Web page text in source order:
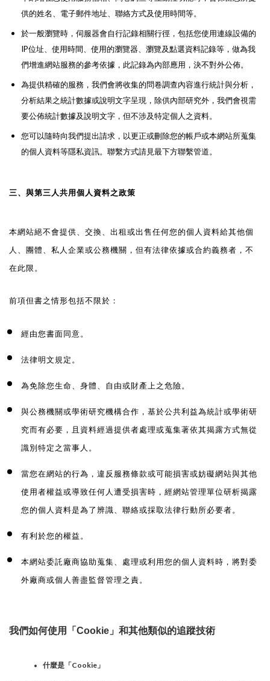
供的姓名、電子郵件地址、聯絡方式及使用時間等。
於一般瀏覽時，伺服器會自行記錄相關行徑，包括您使用連線設備的
IP位址、使用時間、使用的瀏覽器、瀏覽及點選資料記錄等，做為我
們增進網站服務的參考依據，此記錄為內部應用，決不對外公佈。
為提供精確的服務，我們會將收集的問卷調查內容進行統計與分析，
分析結果之統計數據或說明文字呈現，除供內部研究外，我們會視需
要公佈統計數據及說明文字，但不涉及特定個人之資料。
您可以隨時向我們提出請求，以更正或刪除您的帳戶或本網站所蒐集
的個人資料等隱私資訊。聯繫方式請見最下方聯繫管道。
三、與第三人共用個人資料之政策
本網站絕不會提供、交換、出租或出售任何您的個人資料給其他個
人、團體、私人企業或公務機關，但有法律依據或合約義務者，不
在此限。
前項但書之情形包括不限於：
經由您書面同意。
法律明文規定。
為免除您生命、身體、自由或財產上之危險。
與公務機關或學術研究機構合作，基於公共利益為統計或學術研
究而有必要，且資料經過提供者處理或蒐集著依其揭露方式無從
識別特定之當事人。
當您在網站的行為，違反服務條款或可能損害或妨礙網站與其他
使用者權益或導致任何人遭受損害時，經網站管理單位研析揭露
您的個人資料是為了辨識、聯絡或採取法律行動所必要者。
有利於您的權益。
本網站委託廠商協助蒐集、處理或利用您的個人資料時，將對委
外廠商或個人善盡監督管理之責。
我們如何使用「Cookie」和其他類似的追蹤技術
什麼是「Cookie」